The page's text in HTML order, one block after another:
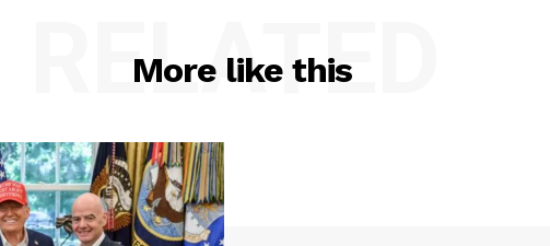
More like this
RELATED